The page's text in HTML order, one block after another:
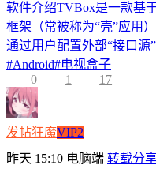
软件介绍TVBox是一款基
框架（常被称为“壳”应用
通过用户配置外部“接口源
#Android#电视盒子
0
1 17
发帖狂魔VIP2
昨天 15:10 电脑端 转载分